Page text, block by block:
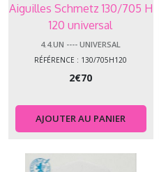
Aiguilles Schmetz 130/705 H
120 universal
4.4.UN ---- UNIVERSAL
RÉFÉRENCE : 130/705H120
2€70
AJOUTER AU PANIER